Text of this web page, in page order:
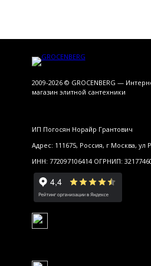
2009-2026 © GROCENBERG —
магазин элитной сантехники
ИП Погосян Норайр Грантович
Адрес: 111675, Россия, г Москва, ул
ИНН: 772097106414 ОГРНИП: